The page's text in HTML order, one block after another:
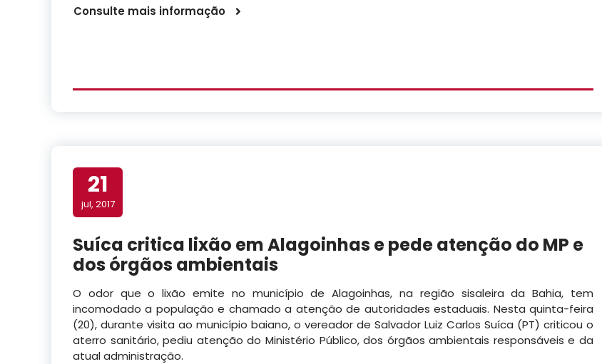
Consulte mais informação
21
jul, 2017
Suíca critica lixão em Alagoinhas e pede atenção do MP e
dos órgãos ambientais
O odor que o lixão emite no município de Alagoinhas, na região sisaleira da Bahia, tem
incomodado a população e chamado a atenção de autoridades estaduais. Nesta quinta-feira
(20), durante visita ao município baiano, o vereador de Salvador Luiz Carlos Suíca (PT) criticou o
aterro sanitário, pediu atenção do Ministério Público, dos órgãos ambientais responsáveis e da
atual administração.